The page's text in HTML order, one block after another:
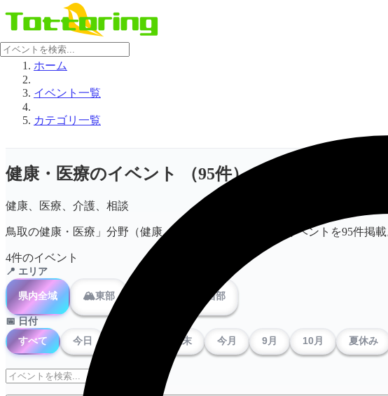
ホーム
イベント一覧
カテゴリ一覧
健康・医療のイベント （95件）
健康、医療、介護、相談
鳥取の健康・医療」分野（健康、医療、介護、相談）のイベントを95件掲
4件のイベント
📍 エリア
県内全域 🏔️東部 西部
📅 日付
すべて 今日 今週末 今月 9月 10月 夏休み